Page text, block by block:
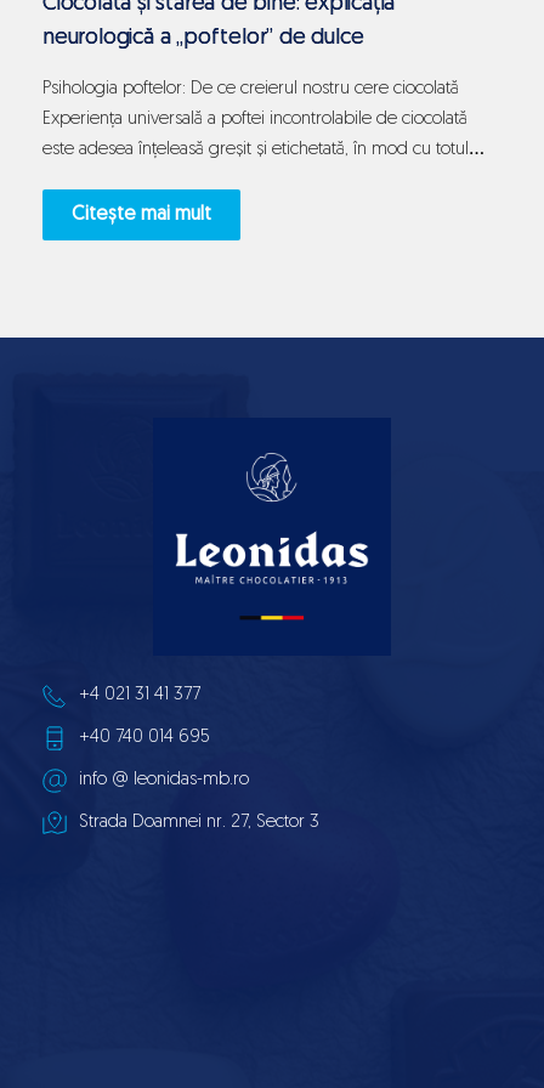
neurologică a „poftelor” de dulce
Psihologia poftelor: De ce creierul nostru cere ciocolată
Experiența universală a poftei incontrolabile de ciocolată
este adesea înțeleasă greșit și etichetată, în mod cu totul
caracter. În realitate, dorința bruscă și intensă de a consuma
ceva dulce și onctuos reprezintă un semnal biologic
neurologică
a
de
dulce
Citește mai mult
+4 021 31 41 377
+40 740 014 695
info @ leonidas-mb.ro
Strada Doamnei nr. 27, Sector 3